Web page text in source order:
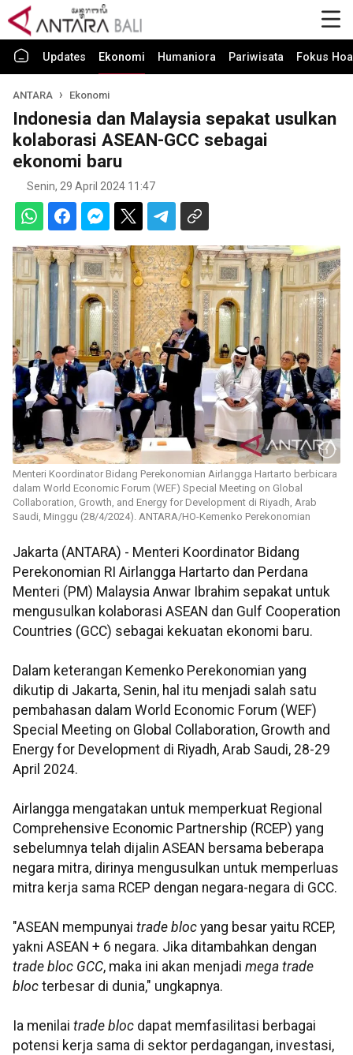
Updates Ekonomi Humaniora Pariwisata Fokus
ANTARA Ekonomi
Indonesia dan Malaysia sepakat usulkan
kolaborasi ASEAN-GCC sebagai
ekonomi baru
Senin, 29 April 2024 11:47
Menteri Koordinator Bidang Perekonomian Airlangga Hartarto berbicara
dalam World Economic Forum (WEF) Special Meeting on Global
Collaboration, Growth, and Energy for Development di Riyadh, Arab
Saudi, Minggu (28/4/2024). ANTARA/HO-Kemenko Perekonomian
Jakarta (ANTARA) - Menteri Koordinator Bidang
Perekonomian RI Airlangga Hartarto dan Perdana
Menteri (PM) Malaysia Anwar Ibrahim sepakat untuk
mengusulkan kolaborasi ASEAN dan Gulf Cooperation
Countries (GCC) sebagai kekuatan ekonomi baru.
Dalam keterangan Kemenko Perekonomian yang
dikutip di Jakarta, Senin, hal itu menjadi salah satu
pembahasan dalam World Economic Forum (WEF)
Special Meeting on Global Collaboration, Growth and
Energy for Development di Riyadh, Arab Saudi, 28-29
April 2024.
Airlangga mengatakan untuk memperkuat Regional
Comprehensive Economic Partnership (RCEP) yang
sebelumnya telah dijalin ASEAN bersama beberapa
negara mitra, dirinya mengusulkan untuk memperluas
mitra kerja sama RCEP dengan negara-negara di GCC.
"ASEAN mempunyai trade bloc yang besar yaitu RCEP,
yakni ASEAN + 6 negara. Jika ditambahkan dengan
trade bloc GCC, maka ini akan menjadi mega trade
bloc terbesar di dunia," ungkapnya.
Ia menilai trade bloc dapat memfasilitasi berbagai
potensi kerja sama di sektor perdagangan, investasi,